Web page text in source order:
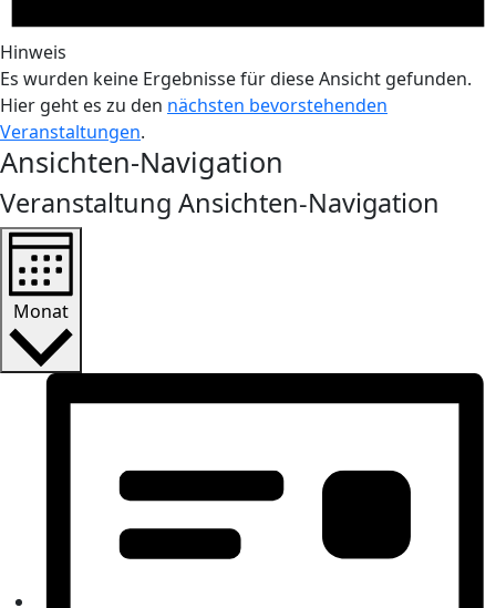
Hinweis
Es wurden keine Ergebnisse für diese Ansicht gefunden.
Hier geht es zu den nächsten bevorstehenden
Veranstaltungen.
Ansichten-Navigation
Veranstaltung Ansichten-Navigation
Monat